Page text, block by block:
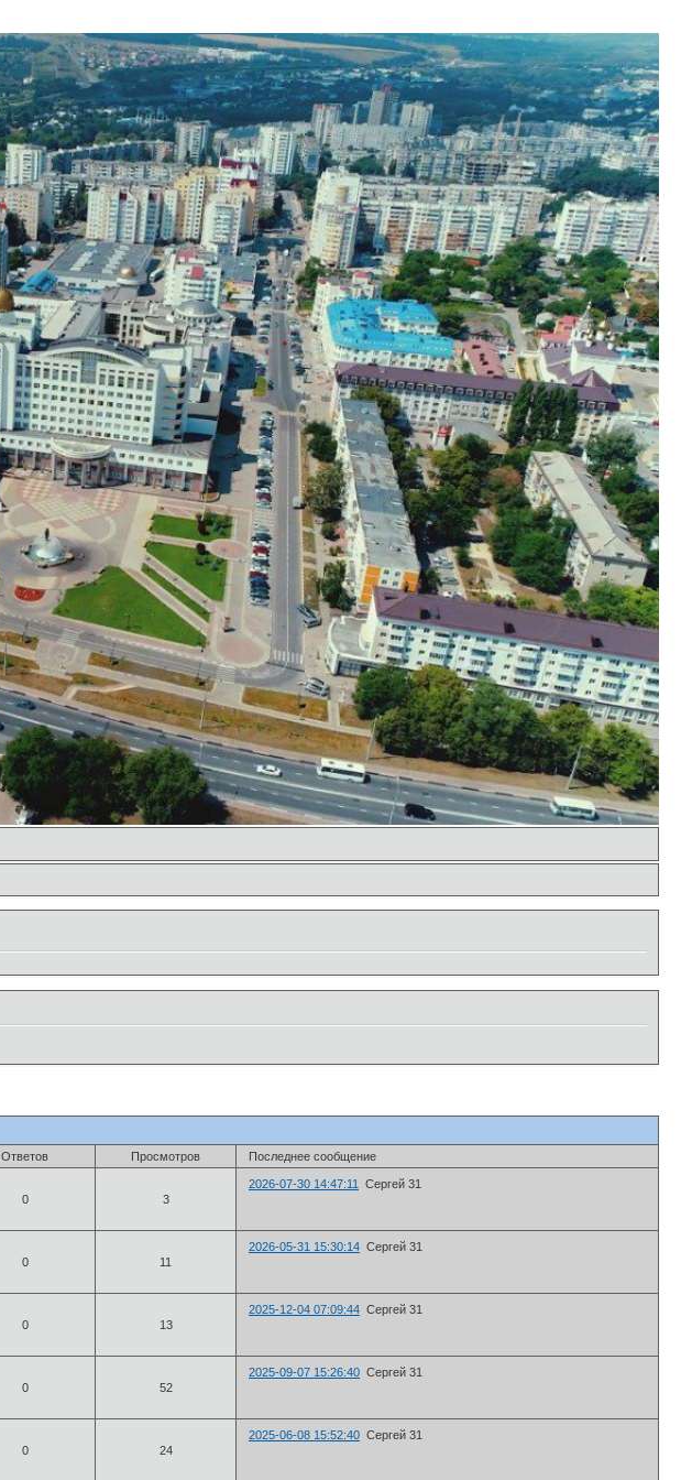
Ответов Просмотров Последнее сообщение
0 3
2026-07-30 14:47:11 Сергей 31
0 11
2026-05-31 15:30:14 Сергей 31
0 13
2025-12-04 07:09:44 Сергей 31
0 52
2025-09-07 15:26:40 Сергей 31
0 24
2025-06-08 15:52:40 Сергей 31